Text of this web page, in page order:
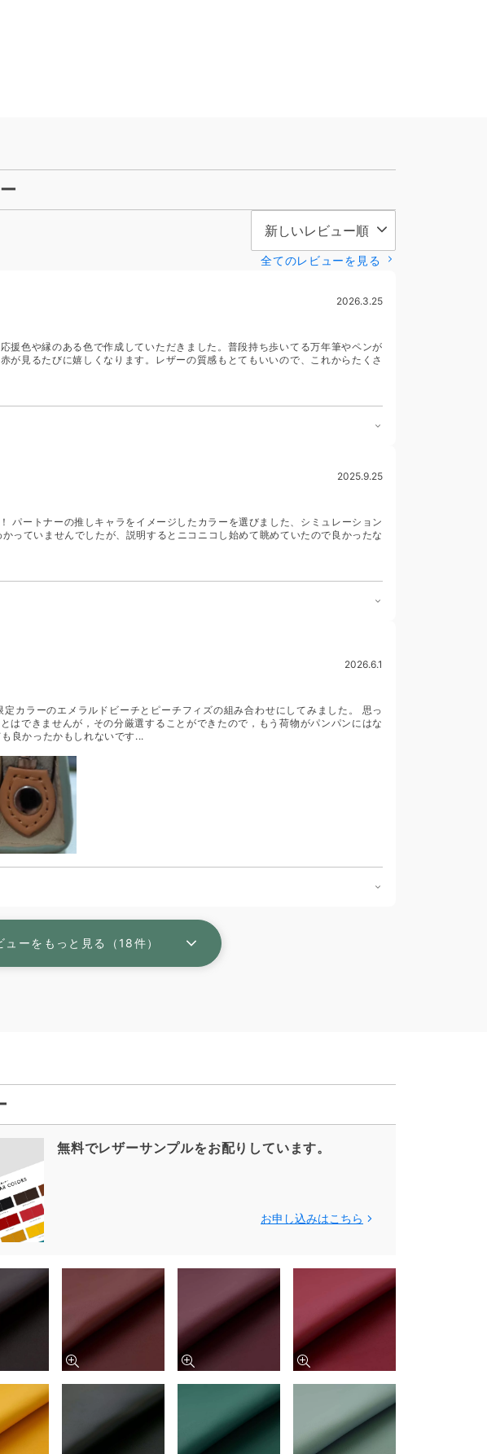
全てのレビューを見る
2026.3.25
援色や縁のある色で作成していただきました。普段持ち歩いてる万年筆やペンが
が見るたびに嬉しくなります。レザーの質感もとてもいいので、これからたくさ
2025.9.25
パートナーの推しキャラをイメージしたカラーを選びました、シミュレーション
っていませんでしたが、説明するとニコニコし始めて眺めていたので良かったな
2026.6.1
カラーのエメラルドビーチとピーチフィズの組み合わせにしてみました。 思っ
はできませんが，その分厳選することができたので，もう荷物がパンパンにはな
良かったかもしれないです...
ューをもっと見る（18件）
無料でレザーサンプルをお配りしています。
お申し込みはこちら